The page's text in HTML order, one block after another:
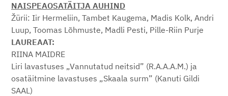
NAISPEAOSATÄITJA AUHIND
Žürii: Iir Hermeliin, Tambet Kaugema, Madis Kolk, Andri
Luup, Toomas Lõhmuste, Madli Pesti, Pille-Riin Purje
LAUREAAT:
RIINA MAIDRE
Liri lavastuses „Vannutatud neitsid” (R.A.A.A.M.) ja
osatäitmine lavastuses „Skaala surm” (Kanuti Gildi
SAAL)